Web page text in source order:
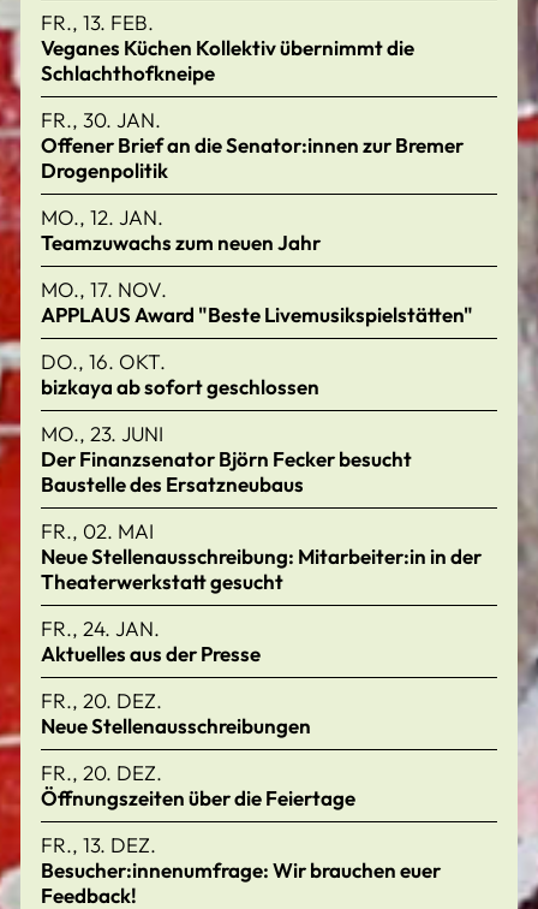
FR., 13. FEB.
Veganes Küchen Kollektiv übernimmt die
Schlachthofkneipe
FR., 30. JAN.
Offener Brief an die Senator:innen zur Bremer
Drogenpolitik
MO., 12. JAN.
Teamzuwachs zum neuen Jahr
MO., 17. NOV.
APPLAUS Award "Beste Livemusikspielstätten"
DO., 16. OKT.
bizkaya ab sofort geschlossen
MO., 23. JUNI
Der Finanzsenator Björn Fecker besucht
Baustelle des Ersatzneubaus
FR., 02. MAI
Neue Stellenausschreibung: Mitarbeiter:in in der
Theaterwerkstatt gesucht
FR., 24. JAN.
Aktuelles aus der Presse
FR., 20. DEZ.
Neue Stellenausschreibungen
FR., 20. DEZ.
Öffnungszeiten über die Feiertage
FR., 13. DEZ.
Besucher:innenumfrage: Wir brauchen euer
Feedback!